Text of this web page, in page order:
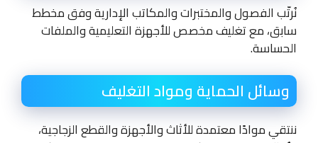
نُرتّب الفصول والمختبرات والمكاتب الإدارية وفق مخطط
سابق، مع تغليف مخصص للأجهزة التعليمية والملفات
الحساسة.
وسائل الحماية ومواد التغليف
ننتقي موادًا معتمدة للأثاث والأجهزة والقطع الزجاجية،